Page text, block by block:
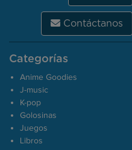
Contáctanos
Categorías
Anime Goodies
J-music
K-pop
Golosinas
Juegos
Libros